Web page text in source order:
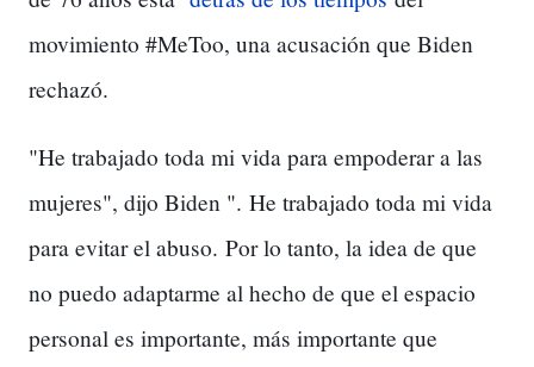
movimiento #MeToo, una acusación que Biden
rechazó.
"He trabajado toda mi vida para empoderar a las
mujeres", dijo Biden ". He trabajado toda mi vida
para evitar el abuso. Por lo tanto, la idea de que
no puedo adaptarme al hecho de que el espacio
personal es importante, más importante que